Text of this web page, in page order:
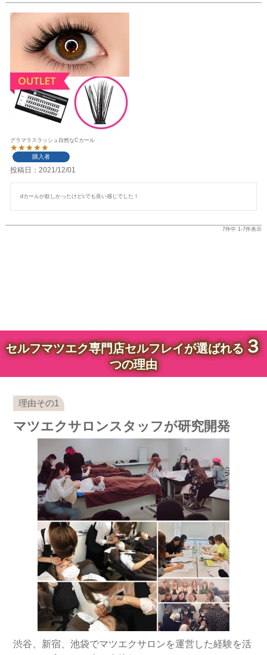
グラマラスラッシュ自然なCカール
購入者
投稿日 2021/12/01
dカールが欲しかったけどcでも良い感じでした！
7件中 1-7件表示
セルフマツエク専門店セルフレイが選ばれる３
つの理由
マツエクサロンスタッフが研究開発
渋谷、新宿、池袋でマツエクサロンを運営した経験を活